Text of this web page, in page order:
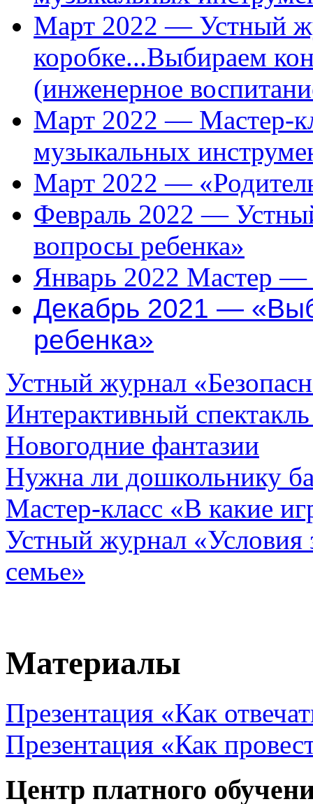
Март 2022 — Устный
коробке...Выбираем
(инженерное
Март 2022 — Мастер-
музыкальных
Март 2022 —
Февраль 2022 —
вопросы ребенка»
Январь 2022 Мастер —
Декабрь 2021 —
ребенка»
Устный журнал
Интерактивный
Новогодние фантазии
Нужна ли дошкольнику
Мастер-класс «В какие
Устный журнал «Условия
семье»
Материалы
Презентация «Как
Презентация «Как
Центр платного